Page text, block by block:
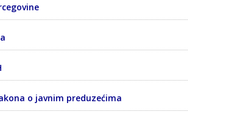
o javnim preduzećima